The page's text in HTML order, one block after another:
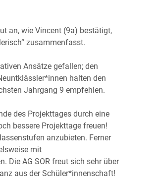
an, wie Vincent (9a) bestätigt,
zusammenfasst.
Ansätze gefallen; den
halten den
Jahrgang 9 empfehlen.
des Projekttages durch eine
bessere Projekttage freuen!
anzubieten. Ferner
mit
Die AG SOR freut sich sehr über
aus der Schüler*innenschaft!